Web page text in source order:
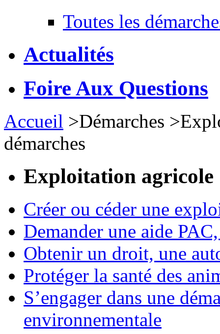
Toutes les
Actualités
Foire Aux Questions
Accueil >Démarches >
démarches
Exploitation agricole
Créer ou céder une
Demander une aide
Obtenir un droit, une
Protéger la santé des
S’engager dans une
environnementale